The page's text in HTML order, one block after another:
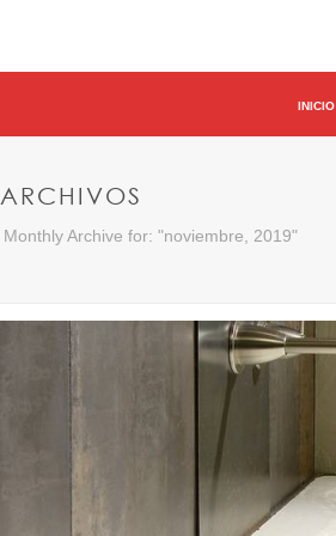
INICIO
ARCHIVOS
Monthly Archive for: "noviembre, 2019"